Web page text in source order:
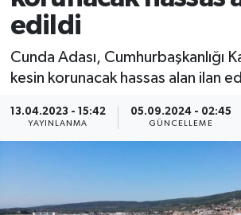
edildi
Cunda Adası, Cumhurbaşkanlığı
kesin korunacak hassas alan ilan
13.04.2023 - 15:42
YAYINLANMA
05.09.2024 - 02:45
GÜNCELLEME
Programlar
SPOR